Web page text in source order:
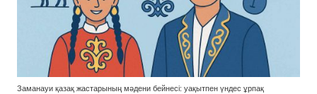
Заманауи қазақ жастарының мәдени бейнесі: уақытпен үндес ұрпақ